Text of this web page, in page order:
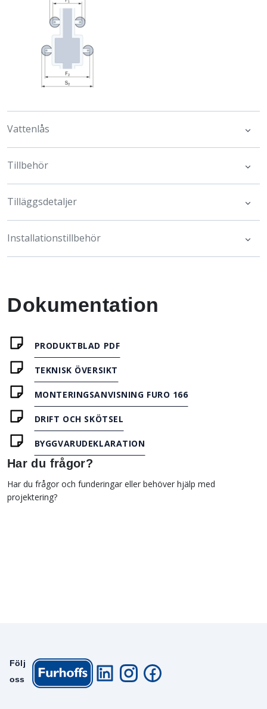
Vattenlås
Tillbehör
Tilläggsdetaljer
Installationstillbehör
Dokumentation
PRODUKTBLAD PDF
TEKNISK ÖVERSIKT
MONTERINGSANVISNING FURO 166
DRIFT OCH SKÖTSEL
BYGGVARUDEKLARATION
Har du frågor?
Har du frågor och funderingar eller behöver hjälp med
projektering?
Följ
oss